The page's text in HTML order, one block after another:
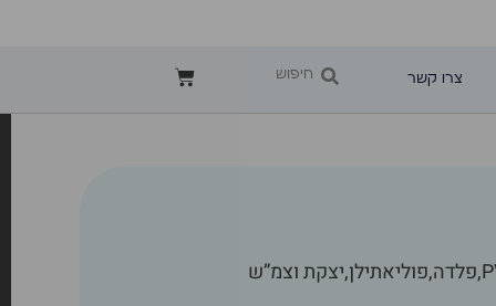
צרו קשר